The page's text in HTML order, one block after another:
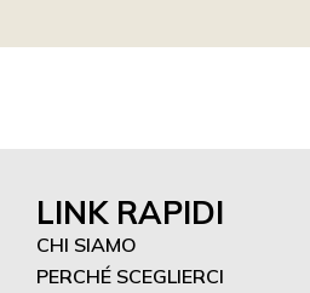
LINK RAPIDI
CHI SIAMO
PERCHÉ SCEGLIERCI